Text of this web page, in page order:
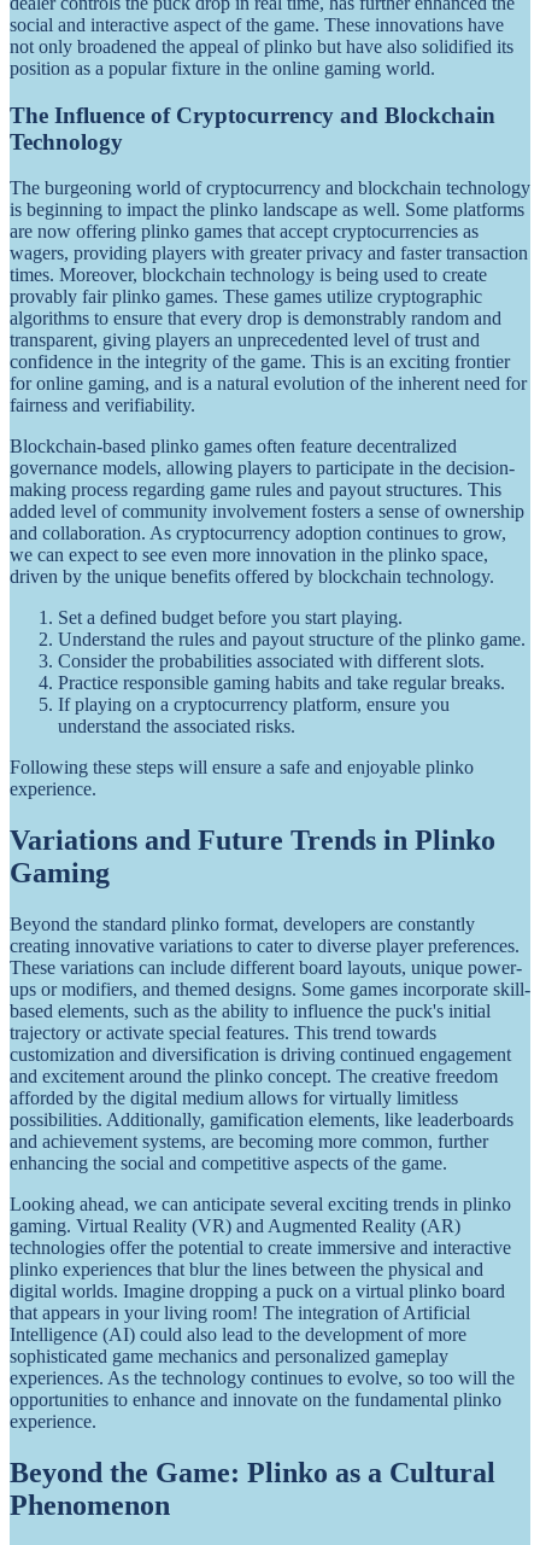
social and interactive aspect of the game. These innovations have
not only broadened the appeal of plinko but have also solidified its
position as a popular fixture in the online gaming world.
The Influence of Cryptocurrency and Blockchain
Technology
The burgeoning world of cryptocurrency and blockchain technology
is beginning to impact the plinko landscape as well. Some platforms
are now offering plinko games that accept cryptocurrencies as
wagers, providing players with greater privacy and faster transaction
times. Moreover, blockchain technology is being used to create
provably fair plinko games. These games utilize cryptographic
algorithms to ensure that every drop is demonstrably random and
transparent, giving players an unprecedented level of trust and
confidence in the integrity of the game. This is an exciting frontier
for online gaming, and is a natural evolution of the inherent need for
fairness and verifiability.
Blockchain-based plinko games often feature decentralized
governance models, allowing players to participate in the decision-
making process regarding game rules and payout structures. This
added level of community involvement fosters a sense of ownership
and collaboration. As cryptocurrency adoption continues to grow,
we can expect to see even more innovation in the plinko space,
driven by the unique benefits offered by blockchain technology.
Set a defined budget before you start playing.
Understand the rules and payout structure of the plinko game.
Consider the probabilities associated with different slots.
Practice responsible gaming habits and take regular breaks.
If playing on a cryptocurrency platform, ensure you
understand the associated risks.
Following these steps will ensure a safe and enjoyable plinko
experience.
Variations and Future Trends in Plinko
Gaming
Beyond the standard plinko format, developers are constantly
creating innovative variations to cater to diverse player preferences.
These variations can include different board layouts, unique power-
ups or modifiers, and themed designs. Some games incorporate skill-
based elements, such as the ability to influence the puck's initial
trajectory or activate special features. This trend towards
customization and diversification is driving continued engagement
and excitement around the plinko concept. The creative freedom
afforded by the digital medium allows for virtually limitless
possibilities. Additionally, gamification elements, like leaderboards
and achievement systems, are becoming more common, further
enhancing the social and competitive aspects of the game.
Looking ahead, we can anticipate several exciting trends in plinko
gaming. Virtual Reality (VR) and Augmented Reality (AR)
technologies offer the potential to create immersive and interactive
plinko experiences that blur the lines between the physical and
digital worlds. Imagine dropping a puck on a virtual plinko board
that appears in your living room! The integration of Artificial
Intelligence (AI) could also lead to the development of more
sophisticated game mechanics and personalized gameplay
experiences. As the technology continues to evolve, so too will the
opportunities to enhance and innovate on the fundamental plinko
experience.
Beyond the Game: Plinko as a Cultural
Phenomenon